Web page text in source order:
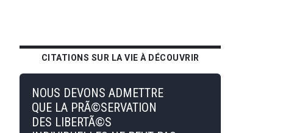
CITATIONS SUR LA VIE À DÉCOUVRIR
NOUS DEVONS ADMETTRE
QUE LA PRÃ©SERVATION
DES LIBERTÃ©S